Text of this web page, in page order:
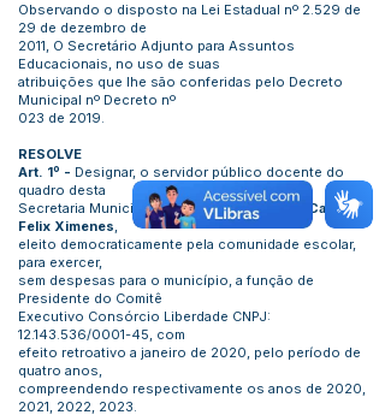
Observando o disposto na Lei Estadual nº 2.529 de
29 de dezembro de
2011, O Secretário Adjunto para Assuntos
Educacionais, no uso de suas
atribuições que lhe são conferidas pelo Decreto
Municipal nº Decreto nº
023 de 2019.
RESOLVE
Art. 1º - Designar, o servidor público docente do
quadro desta
Secretaria Municipal de Educação,Antonio Carlos
Felix Ximenes,
eleito democraticamente pela comunidade escolar,
para exercer,
sem despesas para o município, a função de
Presidente do Comitê
Executivo Consórcio Liberdade CNPJ:
12.143.536/0001-45, com
efeito retroativo a janeiro de 2020, pelo período de
quatro anos,
compreendendo respectivamente os anos de 2020,
2021, 2022, 2023.